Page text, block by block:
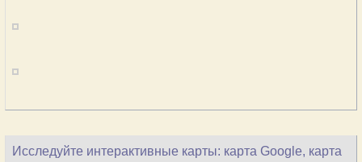
Исследуйте интерактивные карты: карта Google, карта